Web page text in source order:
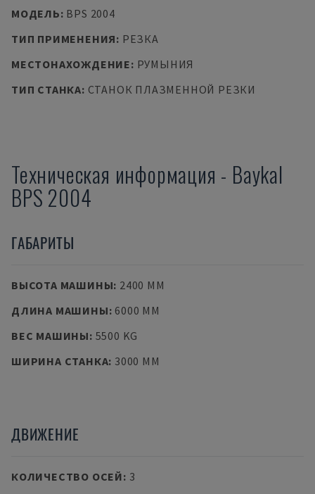
МОДЕЛЬ: BPS 2004
ТИП ПРИМЕНЕНИЯ: РЕЗКА
МЕСТОНАХОЖДЕНИЕ: РУМЫНИЯ
ТИП СТАНКА: СТАНОК ПЛАЗМЕННОЙ РЕЗКИ
Техническая информация - Baykal
BPS 2004
ГАБАРИТЫ
ВЫСОТА МАШИНЫ: 2400 MM
ДЛИНА МАШИНЫ: 6000 MM
ВЕС МАШИНЫ: 5500 KG
ШИРИНА СТАНКА: 3000 MM
ДВИЖЕНИЕ
КОЛИЧЕСТВО ОСЕЙ: 3